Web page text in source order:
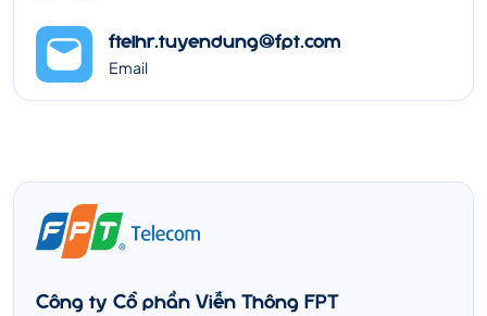
ftelhr.tuyendung@fpt.com
Email
Công ty Cổ phần Viễn Thông FPT